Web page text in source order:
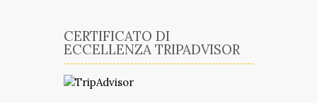
CERTIFICATO DI
ECCELLENZA TRIPADVISOR